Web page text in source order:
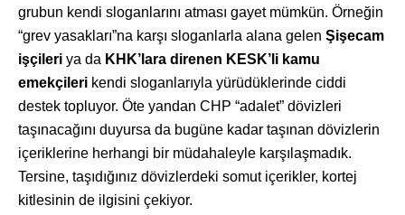
grubun kendi sloganlarını atması gayet mümkün. Örneğin
“grev yasakları”na karşı sloganlarla alana gelen Şişecam
işçileri ya da KHK’lara direnen KESK’li kamu
emekçileri kendi sloganlarıyla yürüdüklerinde ciddi
destek topluyor. Öte yandan CHP “adalet” dövizleri
taşınacağını duyursa da bugüne kadar taşınan dövizlerin
içeriklerine herhangi bir müdahaleyle karşılaşmadık.
Tersine, taşıdığınız dövizlerdeki somut içerikler, kortej
kitlesinin de ilgisini çekiyor.